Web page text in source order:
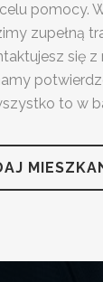
pomocy.
zupełną
się
to w